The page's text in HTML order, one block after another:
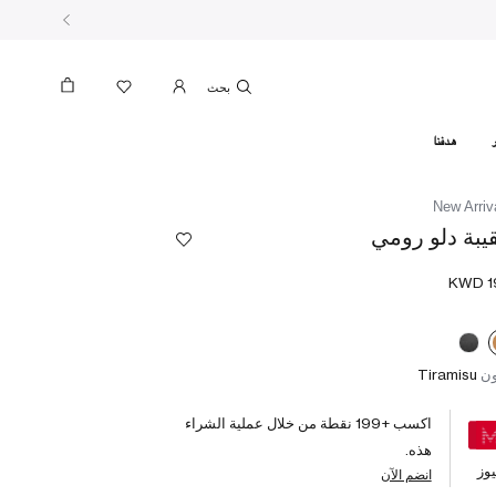
هدفنا
New
دلو رومي
Tiramisu
اكسب +199 نقطة من خلال عملية الشراء
هذه.
انضم الآن